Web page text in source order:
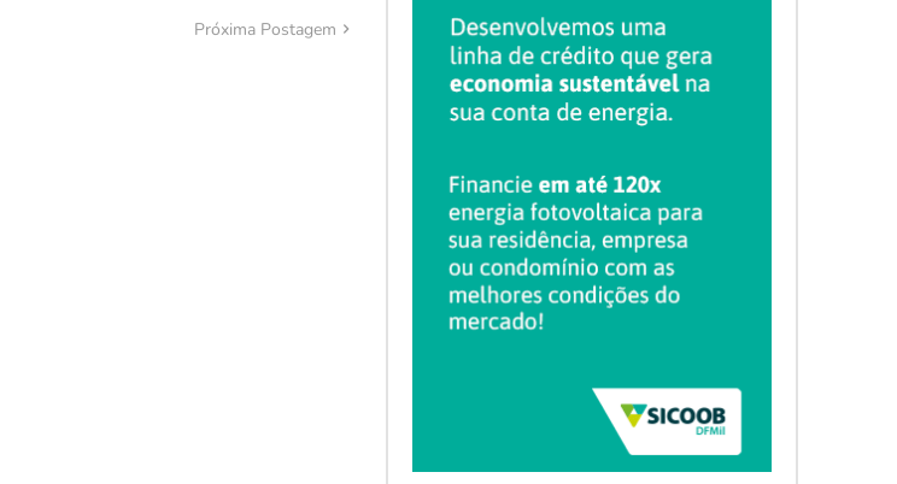
Próxima Postagem